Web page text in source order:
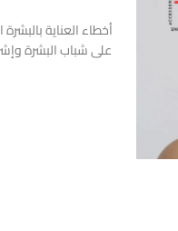
أخطاء العناية
على شباب البشرة